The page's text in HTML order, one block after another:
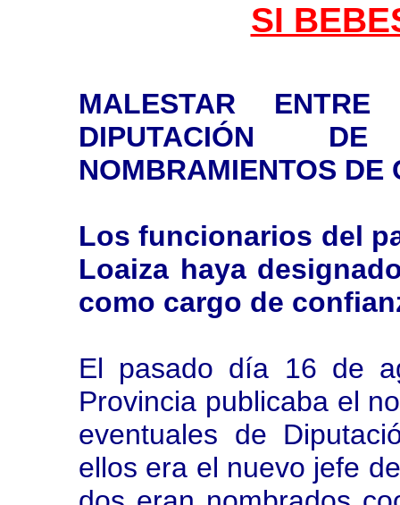
SI
MALESTAR
DIPUTACIÓN
NOMBRAMIENTOS DE
Los funcionarios del
Loaiza haya
como cargo de
El pasado día 16 de
Provincia publicaba el
eventuales de
ellos era el nuevo jefe